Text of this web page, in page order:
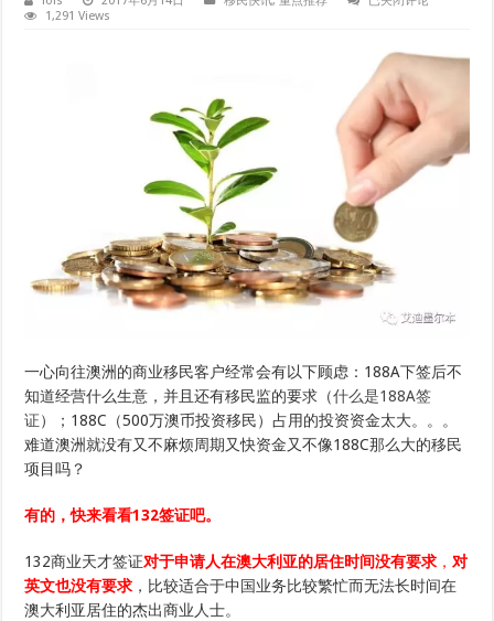
澳
币
澳
洲
产
品
即
能
获
得
澳
绿
卡
才
签
证
你
了
解
1,291 Views
一心向往澳洲的商业移民客户经常会有以下顾虑：188A下签后不
知道经营什么生意，并且还有移民监的要求（什么是188A签
证）；188C（500万澳币投资移民）占用的投资资金太大。。。
难道澳洲就没有又不麻烦周期又快资金又不像188C那么大的移民
项目吗？
有的，快来看看132签证吧。
132商业天才签证对于申请人在澳大利亚的居住时间没有要求 ，对
英文也没有要求 ，比较适合于中国业务比较繁忙而无法长时间在
澳大利亚居住的杰出商业人士。